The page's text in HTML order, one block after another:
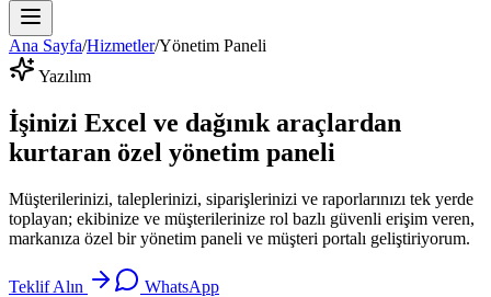
Ana Sayfa/Hizmetler/Yönetim Paneli
Yazılım
İşinizi Excel ve dağınık araçlardan
kurtaran özel yönetim paneli
Müşterilerinizi, taleplerinizi, siparişlerinizi ve raporlarınızı tek yerde
toplayan; ekibinize ve müşterilerinize rol bazlı güvenli erişim veren,
markanıza özel bir yönetim paneli ve müşteri portalı geliştiriyorum.
Teklif Alın
WhatsApp